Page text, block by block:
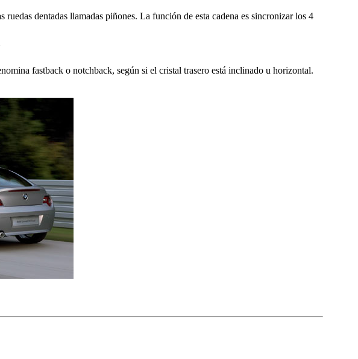
dentadas llamadas piñones. La función de esta cadena es sincronizar los 4
fastback o notchback, según si el cristal trasero está inclinado u horizontal.